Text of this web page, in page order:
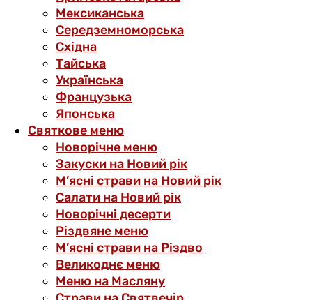
Мексиканська
Середземноморська
Східна
Тайська
Українська
Французька
Японська
Святкове меню
Новорічне меню
Закуски на Новий рік
М’ясні страви на Новий рік
Салати на Новий рік
Новорічні десерти
Різдвяне меню
М’ясні страви на Різдво
Великоднє меню
Меню на Масляну